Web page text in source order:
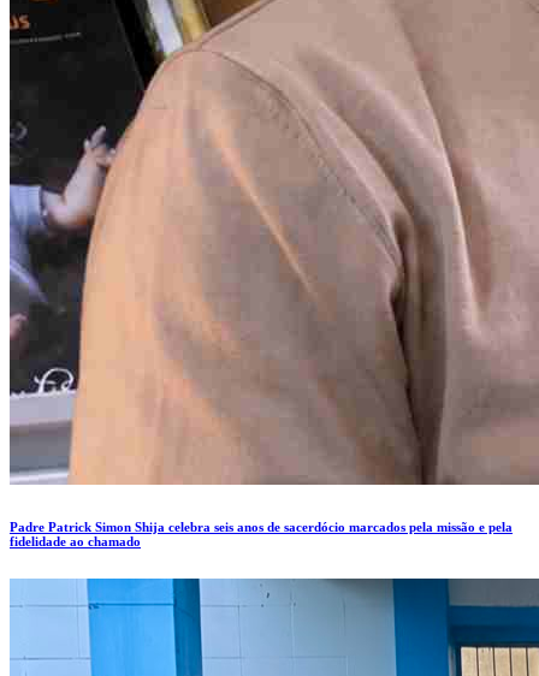
Padre Patrick Simon Shija celebra seis anos de sacerdócio marcados pela missão e pela
fidelidade ao chamado